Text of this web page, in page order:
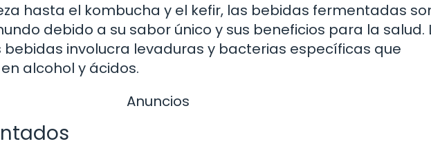
hasta el kombucha y el kefir, las bebidas fermentadas
debido a su sabor único y sus beneficios para la salud.
involucra levaduras y bacterias específicas que
alcohol y ácidos.
Anuncios